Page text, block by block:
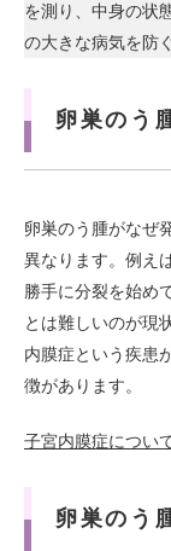
を測り、中身の状
の大きな病気を防
卵巣のう
卵巣のう腫がなぜ
異なります。例え
勝手に分裂を始め
とは難しいのが現
内膜症という疾患
徴があります。
子宮内膜症につい
卵巣のう